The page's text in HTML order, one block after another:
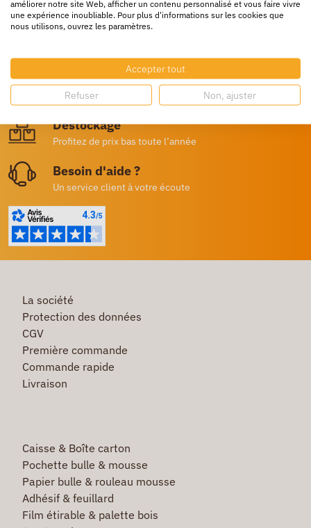
Livraison rapide
Livraison gratuite
Dès 250€ HT d’achat
Destockage
Profitez de prix bas toute l’année
Besoin d'aide ?
Un service client à votre écoute
La société
Protection des données
CGV
Première commande
Commande rapide
Livraison
Caisse & Boîte carton
Pochette bulle & mousse
Papier bulle & rouleau mousse
Adhésif & feuillard
Film étirable & palette bois
améliorer notre site Web, afficher un contenu personnalisé et vous faire vivre
une expérience inoubliable. Pour plus d'informations sur les cookies que
nous utilisons, ouvrez les paramètres.
Accepter tout
Refuser Non, ajuster